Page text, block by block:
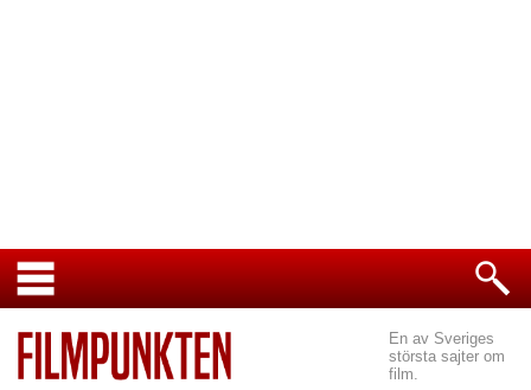
En av Sveriges
största sajter om
film.